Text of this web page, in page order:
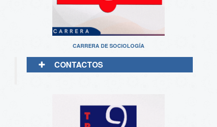
CARRERA DE SOCIOLOGÍA
CONTACTOS